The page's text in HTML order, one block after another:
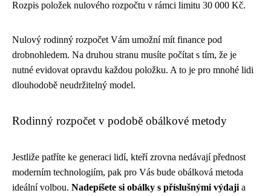
Rozpis položek nulového rozpočtu v rámci limitu 30 000 Kč.
Nulový rodinný rozpočet Vám umožní mít finance pod
drobnohledem. Na druhou stranu musíte počítat s tím, že je
nutné evidovat opravdu každou položku. A to je pro mnohé lidi
dlouhodobě neudržitelný model.
Rodinný rozpočet v podobě obálkové metody
Jestliže patříte ke generaci lidí, kteří zrovna nedávají přednost
moderním technologiím, pak pro Vás bude obálková metoda
ideální volbou. Nadepíšete si obálky s příslušnými výdaji a